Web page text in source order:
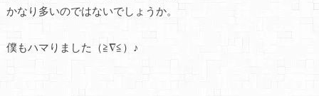
かなり多いのではないでしょうか。
僕もハマりました（≧∇≦）♪